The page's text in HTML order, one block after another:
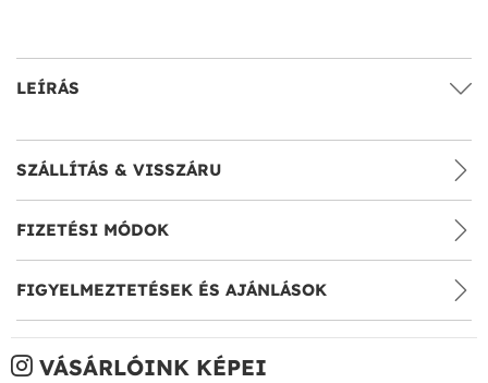
LEÍRÁS
SZÁLLÍTÁS & VISSZÁRU
FIZETÉSI MÓDOK
FIGYELMEZTETÉSEK ÉS AJÁNLÁSOK
VÁSÁRLÓINK KÉPEI